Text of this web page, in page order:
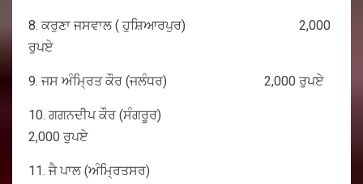
8. ਕਰੁਣਾ ਜਸਵਾਲ ( ਹੁਸ਼ਿਆਰਪੁਰ) 2,000
ਰੁਪਏ
9. ਜਸ ਅੰਮ੍ਰਿਤ ਕੌਰ (ਜਲੰਧਰ) 2,000 ਰੁਪਏ
10. ਗਗਨਦੀਪ ਕੌਰ (ਸੰਗਰੂਰ)
2,000 ਰੁਪਏ
11. ਜੈ ਪਾਲ (ਅੰਮ੍ਰਿਤਸਰ)